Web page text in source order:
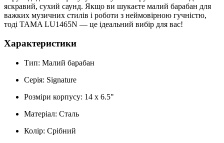
яскравий, сухий саунд. Якщо ви шукаєте малий барабан для
важких музичних стилів і роботи з неймовірною гучністю,
тоді TAMA LU1465N — це ідеальний вибір для вас!
Характеристики
Тип: Малий барабан
Серія: Signature
Розміри корпусу: 14 х 6.5"
Матеріал: Сталь
Колір: Срібний